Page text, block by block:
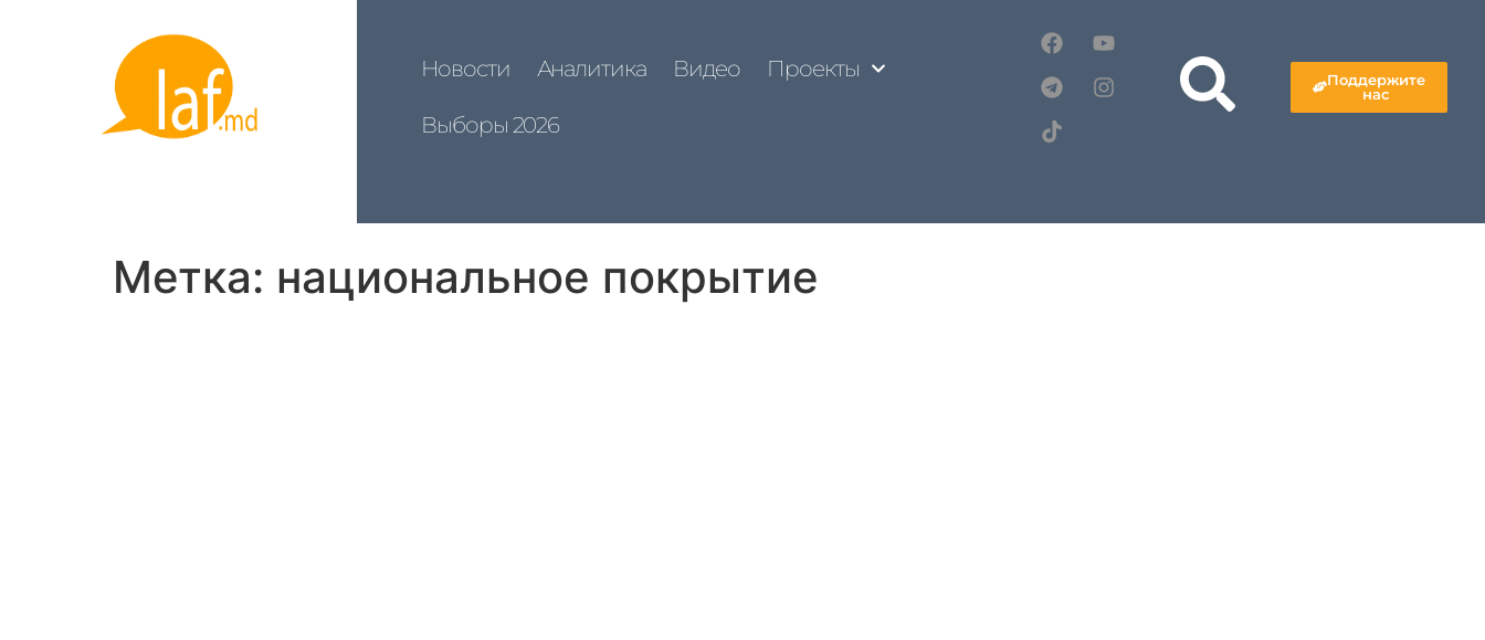
Новости Аналитика Видео Проекты
Выборы 2026
Поддержите
нас
Метка: национальное покрытие